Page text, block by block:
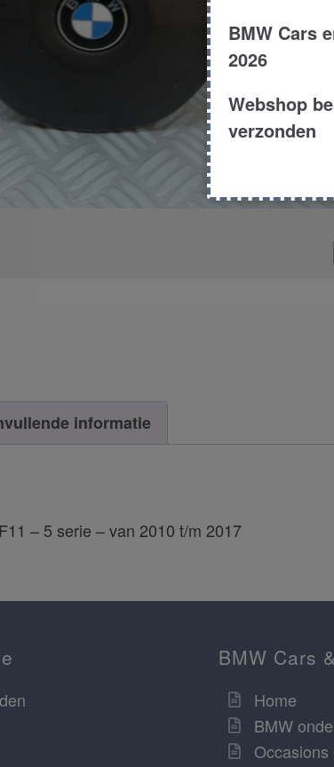
informatie
– 5 serie – van 2010 t/m 2017
BMW Cars
Home
BMW
Occasions
BMW Cars
2026
Webshop
verzonden